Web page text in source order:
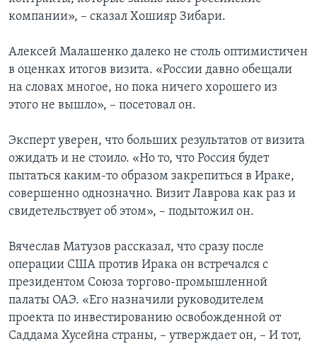
компании», – сказал Хошияр Зибари.
Алексей Малашенко далеко не столь оптимистичен
в оценках итогов визита. «России давно обещали
на словах многое, но пока ничего хорошего из
этого не вышло», – посетовал он.
Эксперт уверен, что больших результатов от визита
ожидать и не стоило. «Но то, что Россия будет
пытаться каким-то образом закрепиться в Ираке,
совершенно однозначно. Визит Лаврова как раз и
свидетельствует об этом», – подытожил он.
Вячеслав Матузов рассказал, что сразу после
операции США против Ирака он встречался с
президентом Союза торгово-промышленной
палаты ОАЭ. «Его назначили руководителем
проекта по инвестированию освобожденной от
Саддама Хусейна страны, – утверждает он, – И тот,